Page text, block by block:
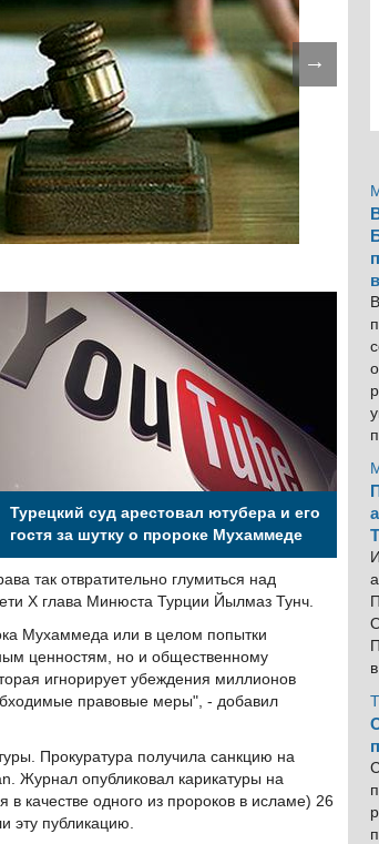
→
Турецкий суд арестовал ютубера и его
гостя за шутку о пророке Мухаммеде
так отвратительно глумиться над
Х глава Минюста Турции Йылмаз Тунч.
Мухаммеда или в целом попытки
ценностям, но и общественному
игнорирует убеждения миллионов
правовые меры", - добавил
Прокуратура получила санкцию на
Журнал опубликовал карикатуры на
качестве одного из пророков в исламе) 26
эту публикацию.